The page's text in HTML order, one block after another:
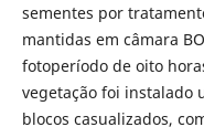
sementes por
mantidas em câmara
fotoperíodo de oito
vegetação foi instalado
blocos casualizados,